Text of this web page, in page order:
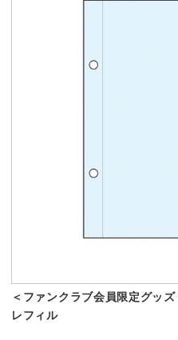
＜ファンクラブ会員限定グッズ
レフィル